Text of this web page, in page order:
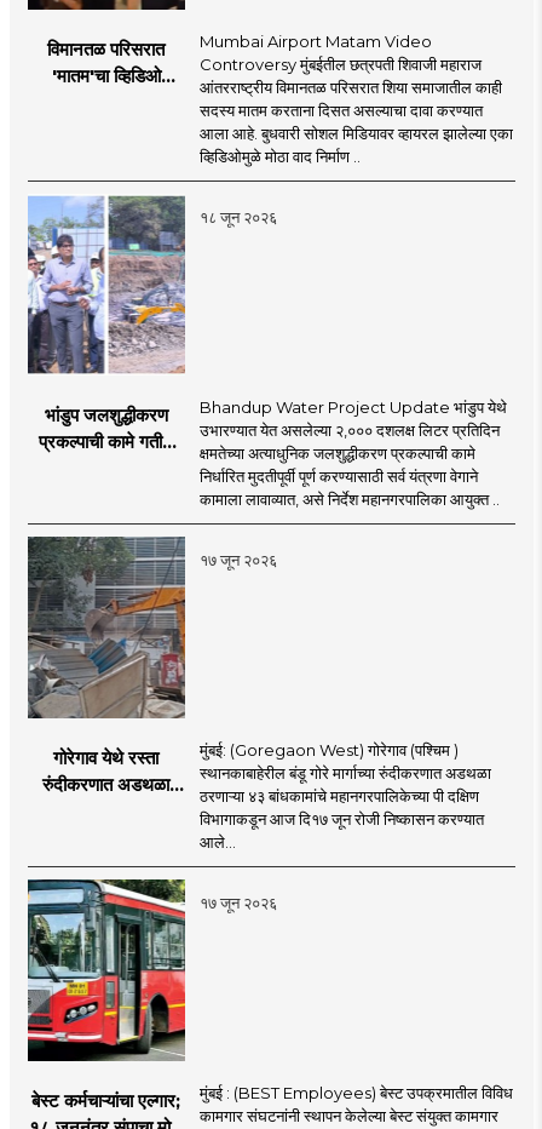
विमानतळ परिसरात
'मातम'चा व्हिडिओ
Mumbai Airport Matam Video
Controversy मुंबईतील छत्रपती शिवाजी महाराज
आंतरराष्ट्रीय विमानतळ परिसरात शिया समाजातील काही
सदस्य मातम करताना दिसत असल्याचा दावा करण्यात
आला आहे. बुधवारी सोशल मिडियावर व्हायरल झालेल्या एका
व्हिडिओमुळे मोठा वाद निर्माण ..
१८ जून २०२६
भांडुप जलशुद्धीकरण
प्रकल्पाची कामे गतीने
Bhandup Water Project Update भांडुप येथे
उभारण्यात येत असलेल्या २,००० दशलक्ष लिटर प्रतिदिन
क्षमतेच्या अत्याधुनिक जलशुद्धीकरण प्रकल्पाची कामे
निर्धारित मुदतीपूर्वी पूर्ण करण्यासाठी सर्व यंत्रणा वेगाने
कामाला लावाव्यात, असे निर्देश महानगरपालिका आयुक्त ..
१७ जून २०२६
गोरेगाव येथे रस्ता
रुंदीकरणात अडथळा
मुंबई: (Goregaon West) गोरेगाव (पश्चिम )
स्थानकाबाहेरील बंडू गोरे मार्गाच्या रुंदीकरणात अडथळा
ठरणाऱ्या ४३ बांधकामांचे महानगरपालिकेच्या पी दक्षिण
विभागाकडून आज दि१७ जून रोजी निष्कासन करण्यात
आले...
१७ जून २०२६
बेस्ट कर्मचाऱ्यांचा एल्गार;
मुंबई : (BEST Employees) बेस्ट उपक्रमातील विविध
कामगार संघटनांनी स्थापन केलेल्या बेस्ट संयुक्त कामगार